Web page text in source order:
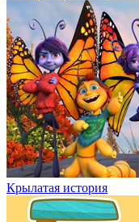
Крылатая история